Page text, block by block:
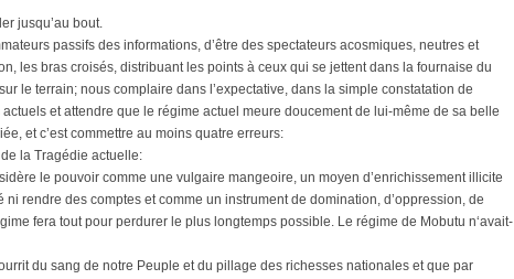
jusqu’au bout.
passifs des informations, d’être des spectateurs acosmiques, neutres et
les bras croisés, distribuant les points à ceux qui se jettent dans la fournaise du
le terrain; nous complaire dans l’expectative, dans la simple constatation de
actuels et attendre que le régime actuel meure doucement de lui-même de sa belle
et c’est commettre au moins quatre erreurs:
la Tragédie actuelle:
le pouvoir comme une vulgaire mangeoire, un moyen d’enrichissement illicite
rendre des comptes et comme un instrument de domination, d’oppression, de
fera tout pour perdurer le plus longtemps possible. Le régime de Mobutu n‘avait-
du sang de notre Peuple et du pillage des richesses nationales et que par